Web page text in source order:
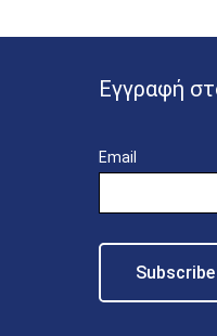
Εγγραφή
Email